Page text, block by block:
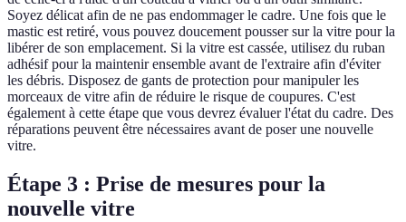
Soyez délicat afin de ne pas endommager le cadre. Une fois que le
mastic est retiré, vous pouvez doucement pousser sur la vitre pour la
libérer de son emplacement. Si la vitre est cassée, utilisez du ruban
adhésif pour la maintenir ensemble avant de l'extraire afin d'éviter
les débris. Disposez de gants de protection pour manipuler les
morceaux de vitre afin de réduire le risque de coupures. C'est
également à cette étape que vous devrez évaluer l'état du cadre. Des
réparations peuvent être nécessaires avant de poser une nouvelle
vitre.
Étape 3 : Prise de mesures pour la
nouvelle vitre